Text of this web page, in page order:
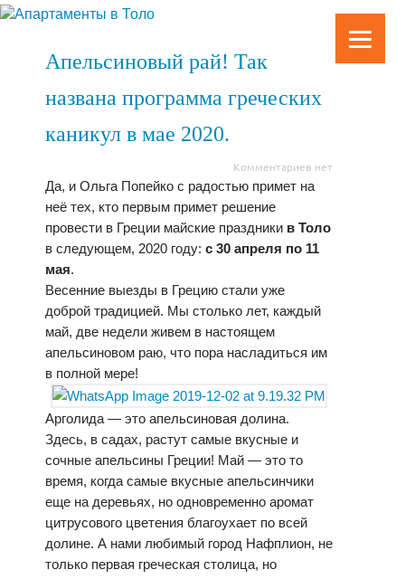
Апельсиновый рай! Так
названа программа греческих
каникул в мае 2020.
Комментариев нет
Да, и Ольга Попейко с радостью примет на
неё тех, кто первым примет решение
провести в Греции майские праздники в Толо
в следующем, 2020 году: с 30 апреля по 11
мая.
Весенние выезды в Грецию стали уже
доброй традицией. Мы столько лет, каждый
май, две недели живем в настоящем
апельсиновом раю, что пора насладиться им
в полной мере!
Арголида — это апельсиновая долина.
Здесь, в садах, растут самые вкусные и
сочные апельсины Греции! Май — это то
время, когда самые вкусные апельсинчики
еще на деревьях, но одновременно аромат
цитрусового цветения благоухает по всей
долине. А нами любимый город Нафплион, не
только первая греческая столица, но